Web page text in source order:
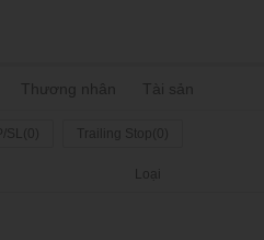
Thương nhân Tài sản
SL(0) Trailing Stop(0)
Loại